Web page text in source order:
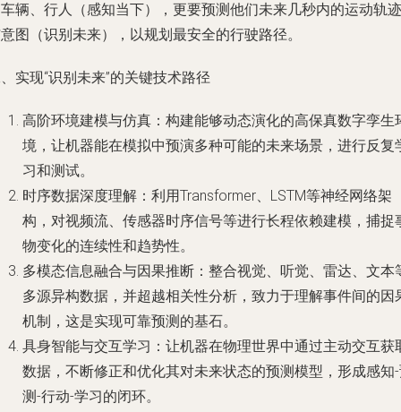
辆、行人（感知当下），更要预测他们未来几秒内的运动轨迹
图（识别未来），以规划最安全的行驶路径。
实现“识别未来”的关键技术路径
高阶环境建模与仿真：构建能够动态演化的高保真数字孪生
境，让机器能在模拟中预演多种可能的未来场景，进行反复
习和测试。
时序数据深度理解：利用Transformer、LSTM等神经网络架
构，对视频流、传感器时序信号等进行长程依赖建模，捕捉
物变化的连续性和趋势性。
多模态信息融合与因果推断：整合视觉、听觉、雷达、文本
多源异构数据，并超越相关性分析，致力于理解事件间的因
机制，这是实现可靠预测的基石。
具身智能与交互学习：让机器在物理世界中通过主动交互获
数据，不断修正和优化其对未来状态的预测模型，形成感知
测-行动-学习的闭环。